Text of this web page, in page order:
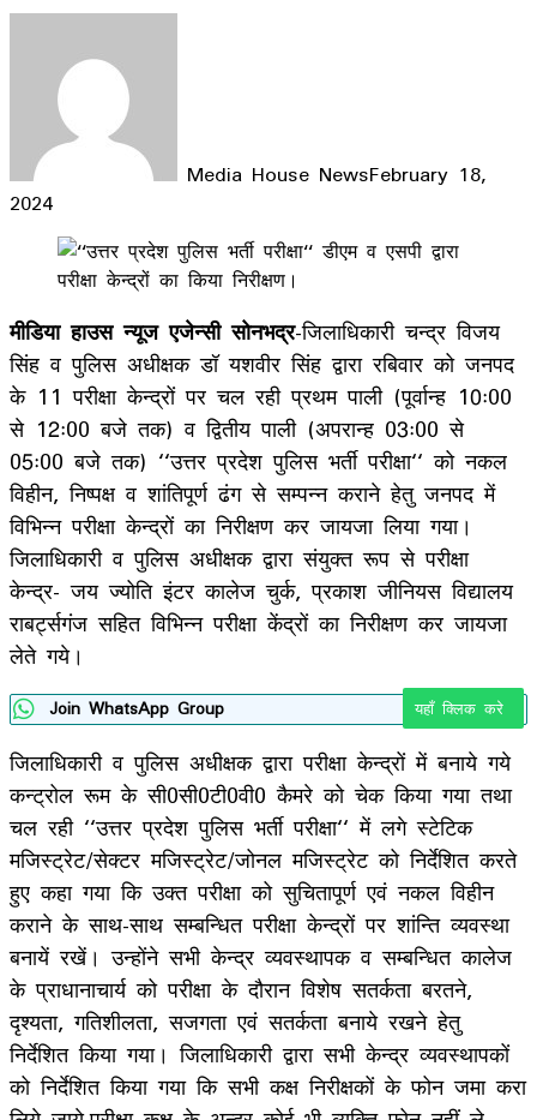
Media House NewsFebruary 18,
2024
Facebook
LinkedIn
WhatsApp
Telegram
मीडिया हाउस न्यूज एजेन्सी सोनभद्र-जिलाधिकारी चन्द्र विजय
सिंह व पुलिस अधीक्षक डॉ यशवीर सिंह द्वारा रबिवार को जनपद
के 11 परीक्षा केन्द्रों पर चल रही प्रथम पाली (पूर्वान्ह 10ः00
से 12ः00 बजे तक) व द्वितीय पाली (अपरान्ह 03ः00 से
05ः00 बजे तक) ‘‘उत्तर प्रदेश पुलिस भर्ती परीक्षा‘‘ को नकल
विहीन, निष्पक्ष व शांतिपूर्ण ढंग से सम्पन्न कराने हेतु जनपद में
विभिन्न परीक्षा केन्द्रों का निरीक्षण कर जायजा लिया गया।
जिलाधिकारी व पुलिस अधीक्षक द्वारा संयुक्त रूप से परीक्षा
केन्द्र- जय ज्योति इंटर कालेज चुर्क, प्रकाश जीनियस विद्यालय
राबर्ट्सगंज सहित विभिन्न परीक्षा केंद्रों का निरीक्षण कर जायजा
लेते गये।
Join WhatsApp Group यहाँ क्लिक करे
जिलाधिकारी व पुलिस अधीक्षक द्वारा परीक्षा केन्द्रों में बनाये गये
कन्ट्रोल रूम के सी0सी0टी0वी0 कैमरे को चेक किया गया तथा
चल रही ‘‘उत्तर प्रदेश पुलिस भर्ती परीक्षा‘‘ में लगे स्टेटिक
मजिस्ट्रेट/सेक्टर मजिस्ट्रेट/जोनल मजिस्ट्रेट को निर्देशित करते
हुए कहा गया कि उक्त परीक्षा को सुचितापूर्ण एवं नकल विहीन
कराने के साथ-साथ सम्बन्धित परीक्षा केन्द्रों पर शांन्ति व्यवस्था
बनायें रखें। उन्होंने सभी केन्द्र व्यवस्थापक व सम्बन्धित कालेज
के प्राधानाचार्य को परीक्षा के दौरान विशेष सतर्कता बरतने,
दृश्यता, गतिशीलता, सजगता एवं सतर्कता बनाये रखने हेतु
निर्देशित किया गया। जिलाधिकारी द्वारा सभी केन्द्र व्यवस्थापकों
को निर्देशित किया गया कि सभी कक्ष निरीक्षकों के फोन जमा करा